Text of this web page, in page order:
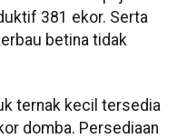
381 ekor. Serta
betina tidak
ternak kecil tersedia
domba. Persediaan